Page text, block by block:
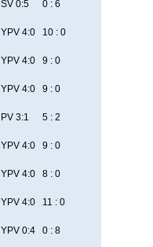
SV 0:5 0 : 6
YPV 4:0 10 : 0
YPV 4:0 9 : 0
YPV 4:0 9 : 0
PV 3:1 5 : 2
YPV 4:0 9 : 0
YPV 4:0 8 : 0
YPV 4:0 11 : 0
YPV 0:4 0 : 8